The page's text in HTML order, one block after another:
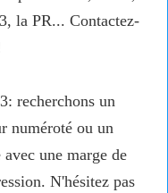
la PR... Contactez-
recherchons un
numéroté ou un
avec une marge de
N'hésitez pas